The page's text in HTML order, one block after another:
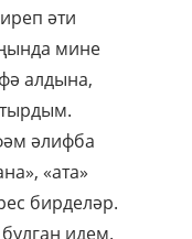
әти
мине
алдына,
әлифба
«ата»
бирделәр.
идем.